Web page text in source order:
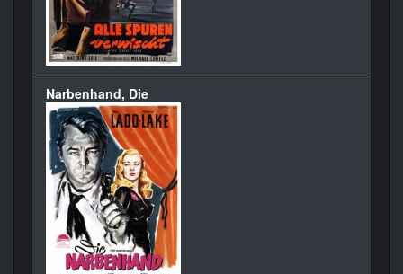
Narbenhand, Die